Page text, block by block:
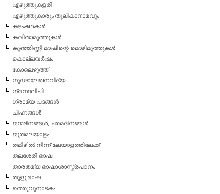
എഴുത്തുകളരി
എഴുത്തുകാരും തൂലികാനാമവും
കടംകഥകള്‍
കവിതാമുത്തുകള്‍
കുഞ്ഞിണ്ണി മാഷിന്റെ മൊഴിമുത്തുകള്‍
കൊല്ലവര്‍ഷം
കോലെഴുത്ത്
ഗൂഢാലേഖനവിദ്യ
ഗ്രന്ഥലിപി
ഗ്രാമ്യ പദങ്ങള്‍
ചിഹ്നങ്ങള്‍
ജന്മദിനങ്ങള്‍, ചരമദിനങ്ങള്‍
ജൂതമലയാളം
തമിഴില്‍ നിന്ന് മലയാളത്തിലേക്ക്
തലശേരി ഭാഷ
താരതമ്യ ഭാഷാശാസ്ത്രപഠനം
തുളു ഭാഷ
തെരുവുനാടകം